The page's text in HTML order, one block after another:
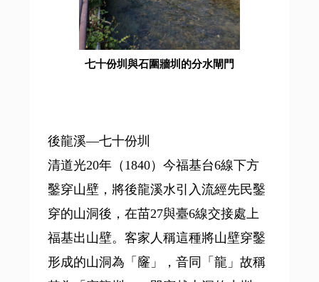
七十份圳與石圍牆圳的分水閘門
後龍溪—七十份圳
清道光20年（1840）今福基台6線下方
鑿穿山壁，將後龍溪水引入流經先民鑿
穿的山洞後，在苗27與臺6線交接處上
福基出山壁。客家人稱這種將山壁穿鑿
形成的山洞為「窿」，音同「龍」故稱